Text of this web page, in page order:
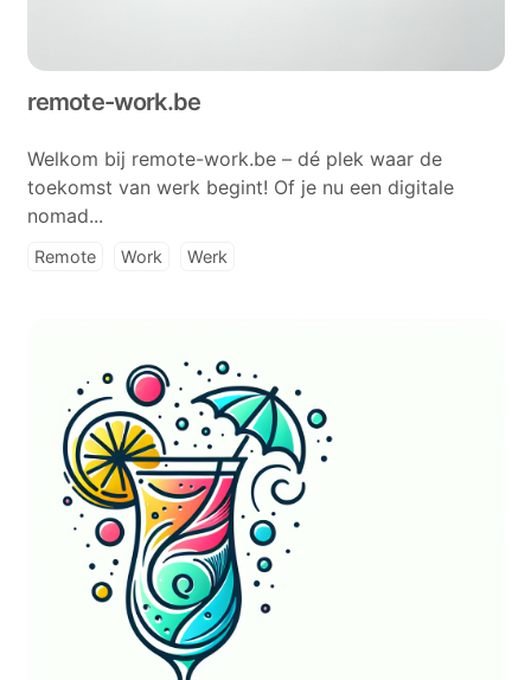
remote-work.be
Welkom bij remote-work.be – dé plek waar de
toekomst van werk begint! Of je nu een digitale
nomad...
Remote Work Werk